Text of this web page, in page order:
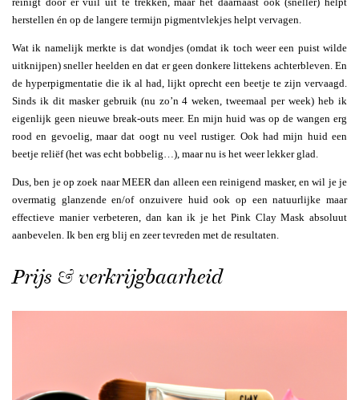
herstellen én op de langere termijn pigmentvlekjes helpt vervagen.
Wat ik namelijk merkte is dat wondjes (omdat ik toch weer een puist wilde
uitknijpen) sneller heelden en dat er geen donkere littekens achterbleven. En
de hyperpigmentatie die ik al had, lijkt oprecht een beetje te zijn vervaagd.
Sinds ik dit masker gebruik (nu zo’n 4 weken, tweemaal per week) heb ik
eigenlijk geen nieuwe break-outs meer. En mijn huid was op de wangen erg
rood en gevoelig, maar dat oogt nu veel rustiger. Ook had mijn huid een
beetje reliëf (het was echt bobbelig…), maar nu is het weer lekker glad.
Dus, ben je op zoek naar MEER dan alleen een reinigend masker, en wil je je
overmatig glanzende en/of onzuivere huid ook op een natuurlijke maar
effectieve manier verbeteren, dan kan ik je het Pink Clay Mask absoluut
aanbevelen. Ik ben erg blij en zeer tevreden met de resultaten.
Prijs & verkrijgbaarheid